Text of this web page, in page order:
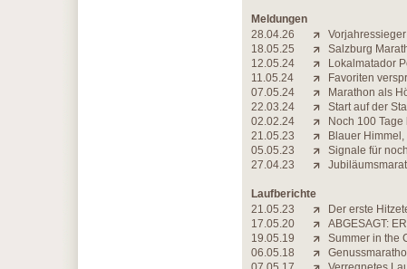
Meldungen
28.04.26
18.05.25
Salzburg
12.05.24
Lokalmatador
11.05.24
Favoriten
07.05.24
Marathon als
22.03.24
Start auf der
02.02.24
Noch 100
21.05.23
Blauer
05.05.23
Signale für
27.04.23
Laufberichte
21.05.23
Der erste
17.05.20
ABGESAGT:
19.05.19
Summer in the
06.05.18